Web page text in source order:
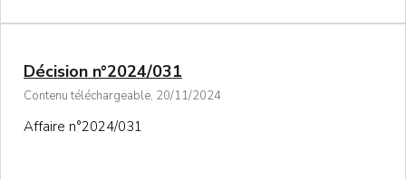
Décision n°2024/031
Contenu téléchargeable, 20/11/2024
Affaire n°2024/031